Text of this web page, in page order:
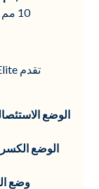
10 مم بتخصيص العلاج للمناطق التشريحية
الوضع
الوضع
وضع